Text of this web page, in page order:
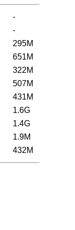
-
-
295M
651M
322M
507M
431M
1.6G
1.4G
1.9M
432M